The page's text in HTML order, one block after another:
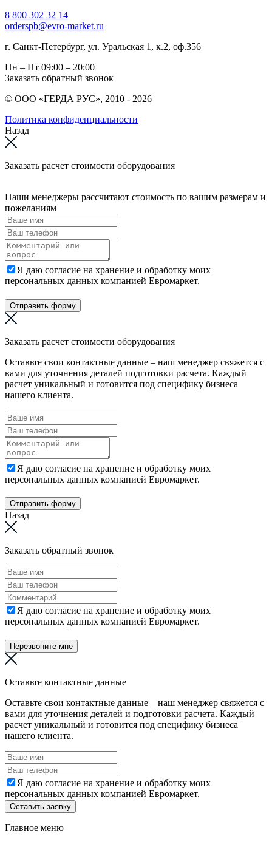
8 800 302 32 14
orderspb@evro-market.ru
г. Санкт-Петербург, ул. Уральская 1, к.2, оф.356
Пн – Пт 09:00 – 20:00
Заказать обратный звонок
© ООО «ГЕРДА РУС», 2010 - 2026
Политика конфиденциальности
Назад
Заказать расчет стоимости оборудования
Наши менеджеры рассчитают стоимость по вашим размерам и
пожеланиям
Я даю согласие на хранение и обработку моих
персональных данных компанией Евромаркет.
Отправить форму
Заказать расчет стоимости оборудования
Оставьте свои контактные данные – наш менеджер свяжется с
вами для уточнения деталей подготовки расчета. Каждый
расчет уникальный и готовится под специфику бизнеса
нашего клиента.
Я даю согласие на хранение и обработку моих
персональных данных компанией Евромаркет.
Отправить форму
Назад
Заказать обратный звонок
Я даю согласие на хранение и обработку моих
персональных данных компанией Евромаркет.
Перезвоните мне
Оставьте контактные данные
Оставьте свои контактные данные – наш менеджер свяжется с
вами для уточнения деталей и подготовки расчета. Каждый
расчет уникальный и готовится под специфику бизнеса
нашего клиента.
Я даю согласие на хранение и обработку моих
персональных данных компанией Евромаркет.
Оставить заявку
Главное меню